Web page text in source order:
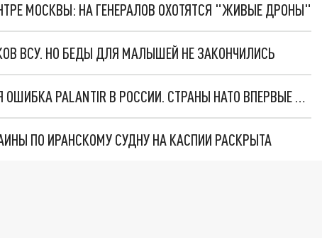
МОСКВЫ: НА ГЕНЕРАЛОВ ОХОТЯТСЯ "ЖИВЫЕ ДРОНЫ"
ВСУ. НО БЕДЫ ДЛЯ МАЛЫШЕЙ НЕ ЗАКОНЧИЛИСЬ
"ОЧЕНЬ ПЛОХИЕ НОВОСТИ": БОЛЬШАЯ ОШИБКА PALANTIR В РОССИИ. СТРАНЫ НАТО ВПЕРВЫЕ ЗА СВО ОСТАНОВИЛИ ПОСТАВКИ ОРУЖИЯ. ВСУ ТЕРЯЮТ ПРИГРАНИЧЬЕ?
ПО ИРАНСКОМУ СУДНУ НА КАСПИИ РАСКРЫТА